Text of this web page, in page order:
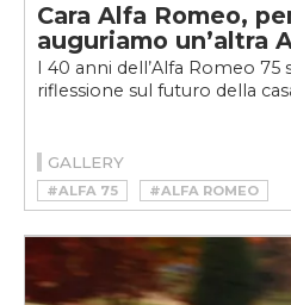
Cara Alfa Romeo,
auguriamo un’altra
I 40 anni dell’Alfa Romeo
riflessione sul futuro della
GALLERY
#ALFA 75
#ALFA ROMEO
#ALFA ROMEO 75